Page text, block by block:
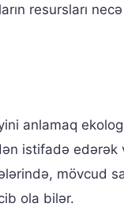
resursları necə
anlamaq
istifadə edərək
mövcud
ola bilər.